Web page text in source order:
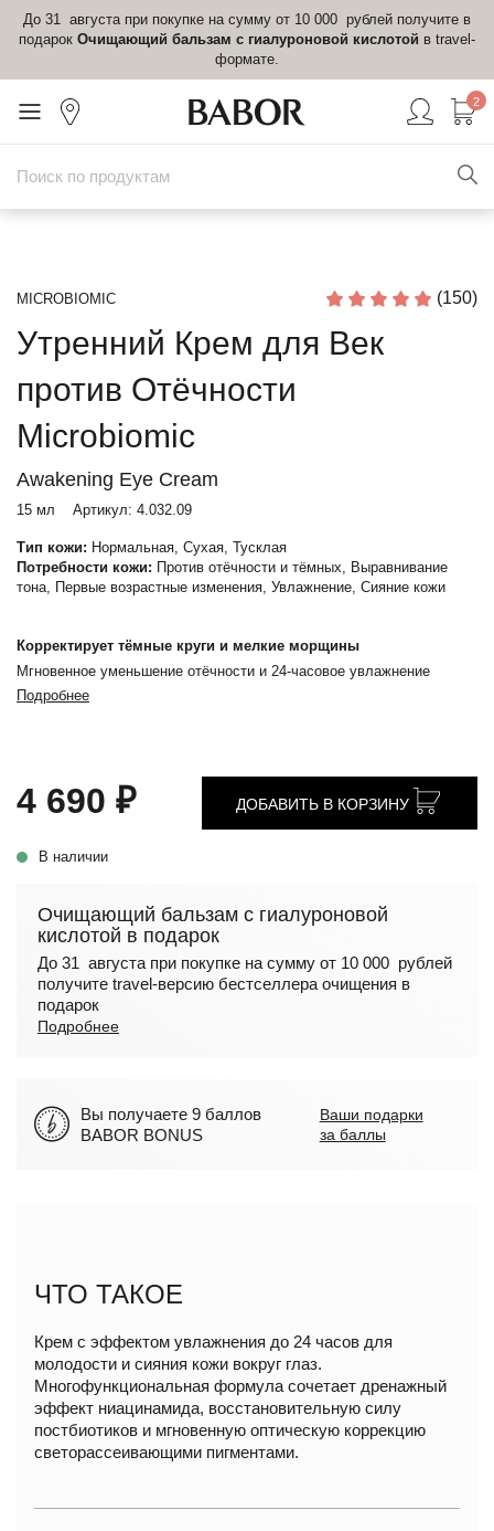
До 31 августа при покупке на сумму от 10 000 рублей получите в
подарок Очищающий бальзам с гиалуроновой кислотой в travel-
формате.
2
MICROBIOMIC (150)
Утренний Крем для Век
против Отёчности
Microbiomic
Awakening Eye Cream
15 мл Артикул: 4.032.09
Тип кожи: Нормальная, Сухая, Тусклая
Потребности кожи: Против отёчности и тёмных, Выравнивание
тона, Первые возрастные изменения, Увлажнение, Сияние кожи
Корректирует тёмные круги и мелкие морщины
Мгновенное уменьшение отёчности и 24-часовое увлажнение
Подробнее
4 690 ₽
В наличии
ДОБАВИТЬ В КОРЗИНУ
Очищающий бальзам с гиалуроновой
кислотой в подарок
До 31 августа при покупке на сумму от 10 000 рублей
получите travel-версию бестселлера очищения в
подарок
Подробнее
Вы получаете 9 баллов
BABOR BONUS
Ваши подарки
за баллы
ЧТО ТАКОЕ
Крем с эффектом увлажнения до 24 часов для
молодости и сияния кожи вокруг глаз.
Многофункциональная формула сочетает дренажный
эффект ниацинамида, восстановительную силу
постбиотиков и мгновенную оптическую коррекцию
светорассеивающими пигментами.